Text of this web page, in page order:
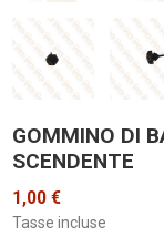
GOMMINO DI
SCENDENTE
1,00 €
Tasse incluse